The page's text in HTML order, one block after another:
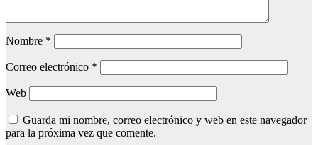
Nombre *
Correo electrónico *
Web
Guarda mi nombre, correo electrónico y web en este navegador
para la próxima vez que comente.